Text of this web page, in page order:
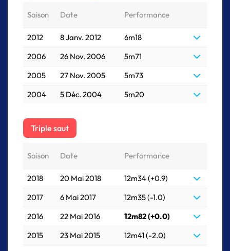
Saison Date Performance
2012 8 Janv. 2012
6m18
2006
26 Nov. 2006
5m71
2005
27 Nov. 2005
5m73
2004
5 Déc. 2004 5m20
Triple saut
Saison Date Performance
2018 20 Mai 2018
12m34 (+0.9)
2017
6 Mai 2017
12m35 (-1.0)
2016
22 Mai 2016
12m82 (+0.0)
2015
23 Mai 2015
12m41 (-2.0)